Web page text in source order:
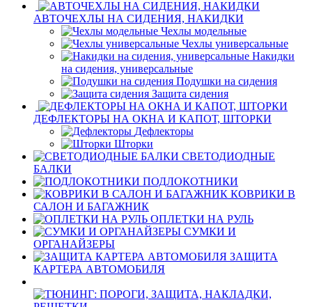
АВТОЧЕХЛЫ НА СИДЕНИЯ, НАКИДКИ
Чехлы модельные
Чехлы универсальные
Накидки
на сидения, универсальные
Подушки на сидения
Защита сидения
ДЕФЛЕКТОРЫ НА ОКНА И КАПОТ, ШТОРКИ
Дефлекторы
Шторки
СВЕТОДИОДНЫЕ
БАЛКИ
ПОДЛОКОТНИКИ
КОВРИКИ В
САЛОН И БАГАЖНИК
ОПЛЕТКИ НА РУЛЬ
СУМКИ И
ОРГАНАЙЗЕРЫ
ЗАЩИТА
КАРТЕРА АВТОМОБИЛЯ